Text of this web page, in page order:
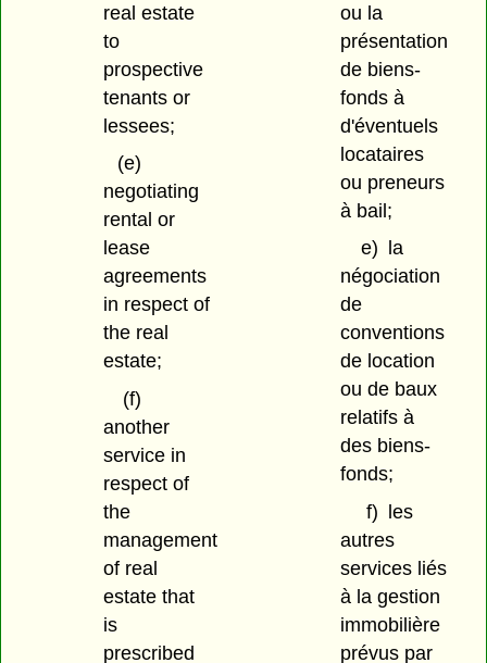
real estate
to
prospective
tenants or
lessees;
(e)
negotiating
rental or
lease
agreements
in respect of
the real
estate;
(f)
another
service in
respect of
the
management
of real
estate that
is
prescribed
ou la
présentation
de biens-
fonds à
d'éventuels
locataires
ou preneurs
à bail;
e)
la
négociation
de
conventions
de location
ou de baux
relatifs à
des biens-
fonds;
f)
les
autres
services liés
à la gestion
immobilière
prévus par